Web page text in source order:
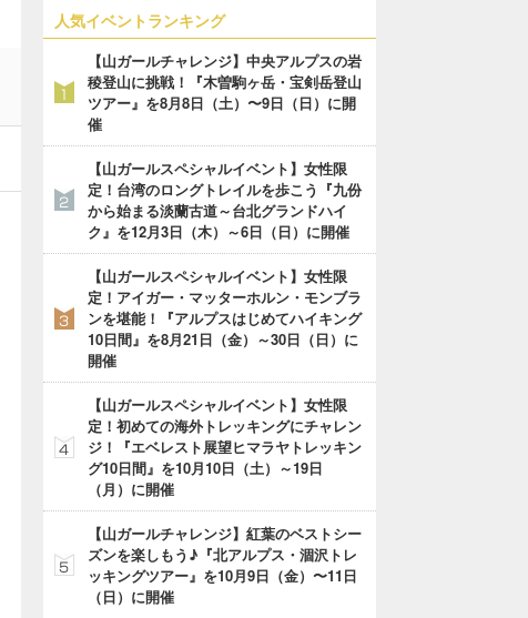
人気イベントランキング
【山ガールチャレンジ】中央アルプスの岩
稜登山に挑戦！『木曽駒ヶ岳・宝剣岳登山
ツアー』を8月8日（土）〜9日（日）に開
催
【山ガールスペシャルイベント】女性限
定！台湾のロングトレイルを歩こう『九份
から始まる淡蘭古道～台北グランドハイ
ク』を12月3日（木）～6日（日）に開催
【山ガールスペシャルイベント】女性限
定！アイガー・マッターホルン・モンブラ
ンを堪能！『アルプスはじめてハイキング
10日間』を8月21日（金）～30日（日）に
開催
【山ガールスペシャルイベント】女性限
定！初めての海外トレッキングにチャレン
ジ！『エベレスト展望ヒマラヤトレッキン
グ10日間』を10月10日（土）～19日
（月）に開催
【山ガールチャレンジ】紅葉のベストシー
ズンを楽しもう♪『北アルプス・涸沢トレ
ッキングツアー』を10月9日（金）〜11日
（日）に開催